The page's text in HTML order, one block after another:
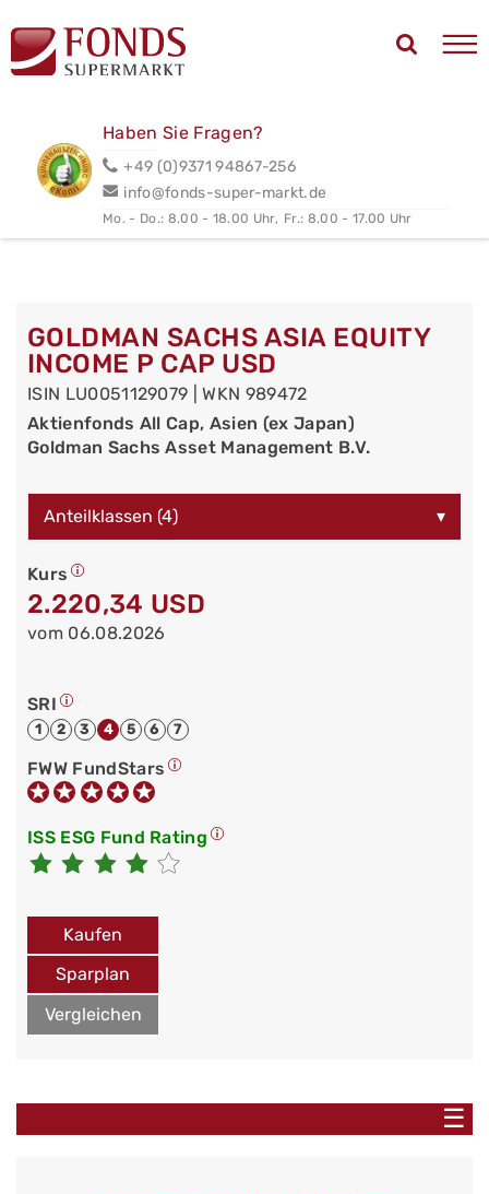
Haben Sie Fragen?
+49 (0)9371 94867-256
info@fonds-super-markt.de
Mo. - Do.: 8.00 - 18.00 Uhr, Fr.: 8.00 - 17.00 Uhr
GOLDMAN SACHS ASIA EQUITY
INCOME P CAP USD
ISIN LU0051129079 | WKN 989472
Aktienfonds All Cap, Asien (ex Japan)
Goldman Sachs Asset Management B.V.
Anteilklassen (4) ▾
Kurs
2.220,34 USD
vom 06.08.2026
SRI
1 2 3 4 5 6 7
FWW FundStars
ISS ESG Fund Rating
Kaufen
Sparplan
Vergleichen
☰